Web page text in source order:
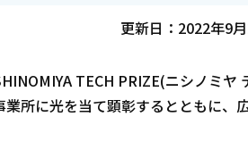
更新日：2022年9
TECH PRIZE(ニシノミヤ
所に光を当て顕彰するとともに、